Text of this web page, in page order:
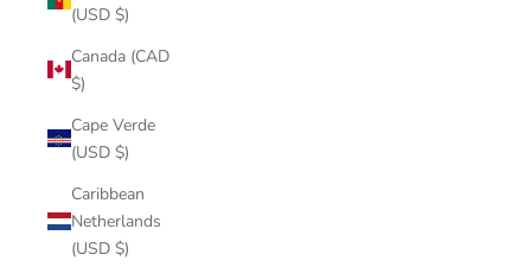
(USD $)
Canada (CAD
$)
Cape Verde
(USD $)
Caribbean
Netherlands
(USD $)